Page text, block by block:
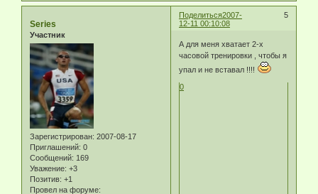
Поделиться 5
2007-
12-11 00:10:08
Series
Участник
Зарегистрирован: 2007-08-17
Приглашений: 0
Сообщений: 169
Уважение: +3
Позитив: +1
Провел на форуме:
А для меня хватает 2-х
часовой тренировки , чтобы я
упал и не вставал !!!!
0